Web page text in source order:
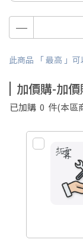
此商品 「 最高 」
加價購-加
已加購 0 件(本區